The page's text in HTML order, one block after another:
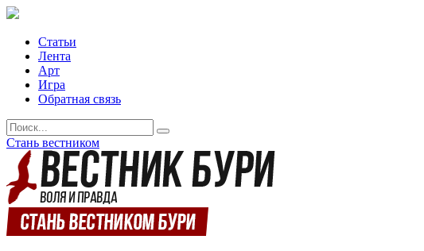
Статьи
Лента
Арт
Игра
Обратная связь
Стань вестником